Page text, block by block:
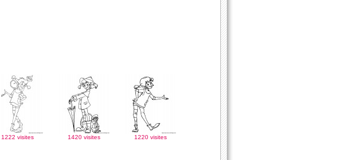
1222 visites 1420 visites 1220 visites